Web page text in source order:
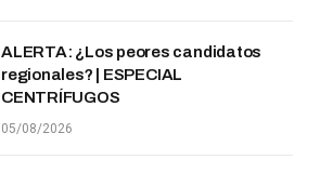
ALERTA: ¿Los peores candidatos
regionales? | ESPECIAL
CENTRÍFUGOS
05/08/2026